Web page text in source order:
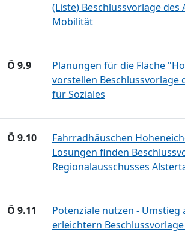
(Liste) Beschlussvorlage des
Mobilität
Ö 9.9
Planungen für die Fläche
vorstellen Beschlussvorlage
für Soziales
Ö 9.10
Fahrradhäuschen
Lösungen finden
Regionalausschusses
Ö 9.11
Potenziale nutzen - Umstieg
erleichtern